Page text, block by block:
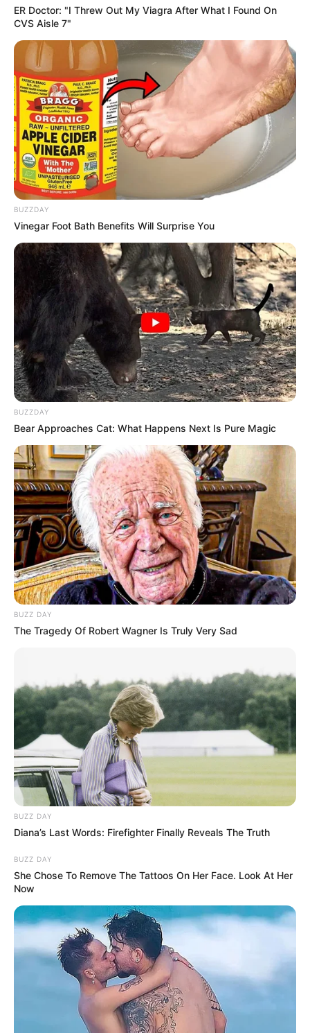
ER Doctor: "I Threw Out My Viagra After What I Found On
CVS Aisle 7"
BUZZDAY
Vinegar Foot Bath Benefits Will Surprise You
BUZZDAY
Bear Approaches Cat: What Happens Next Is Pure Magic
BUZZ DAY
The Tragedy Of Robert Wagner Is Truly Very Sad
BUZZ DAY
Diana’s Last Words: Firefighter Finally Reveals The Truth
BUZZ DAY
She Chose To Remove The Tattoos On Her Face. Look At Her
Now